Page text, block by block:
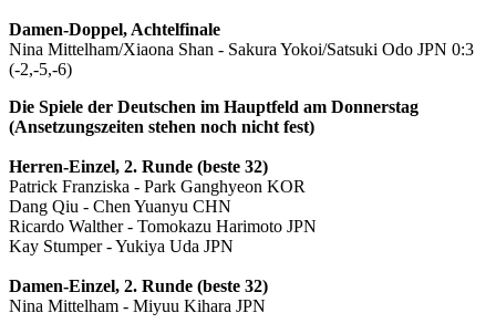
Damen-Doppel, Achtelfinale
Nina Mittelham/Xiaona Shan - Sakura Yokoi/Satsuki Odo JPN 0:3
(-2,-5,-6)
Die Spiele der Deutschen im Hauptfeld am Donnerstag
(Ansetzungszeiten stehen noch nicht fest)
Herren-Einzel, 2. Runde (beste 32)
Patrick Franziska - Park Ganghyeon KOR
Dang Qiu - Chen Yuanyu CHN
Ricardo Walther - Tomokazu Harimoto JPN
Kay Stumper - Yukiya Uda JPN
Damen-Einzel, 2. Runde (beste 32)
Nina Mittelham - Miyuu Kihara JPN